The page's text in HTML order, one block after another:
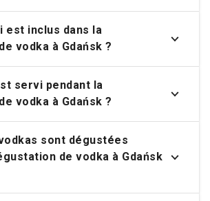
est inclus dans la
vodka à Gdańsk ?
servi pendant la
vodka à Gdańsk ?
sont dégustées
de vodka à Gdańsk